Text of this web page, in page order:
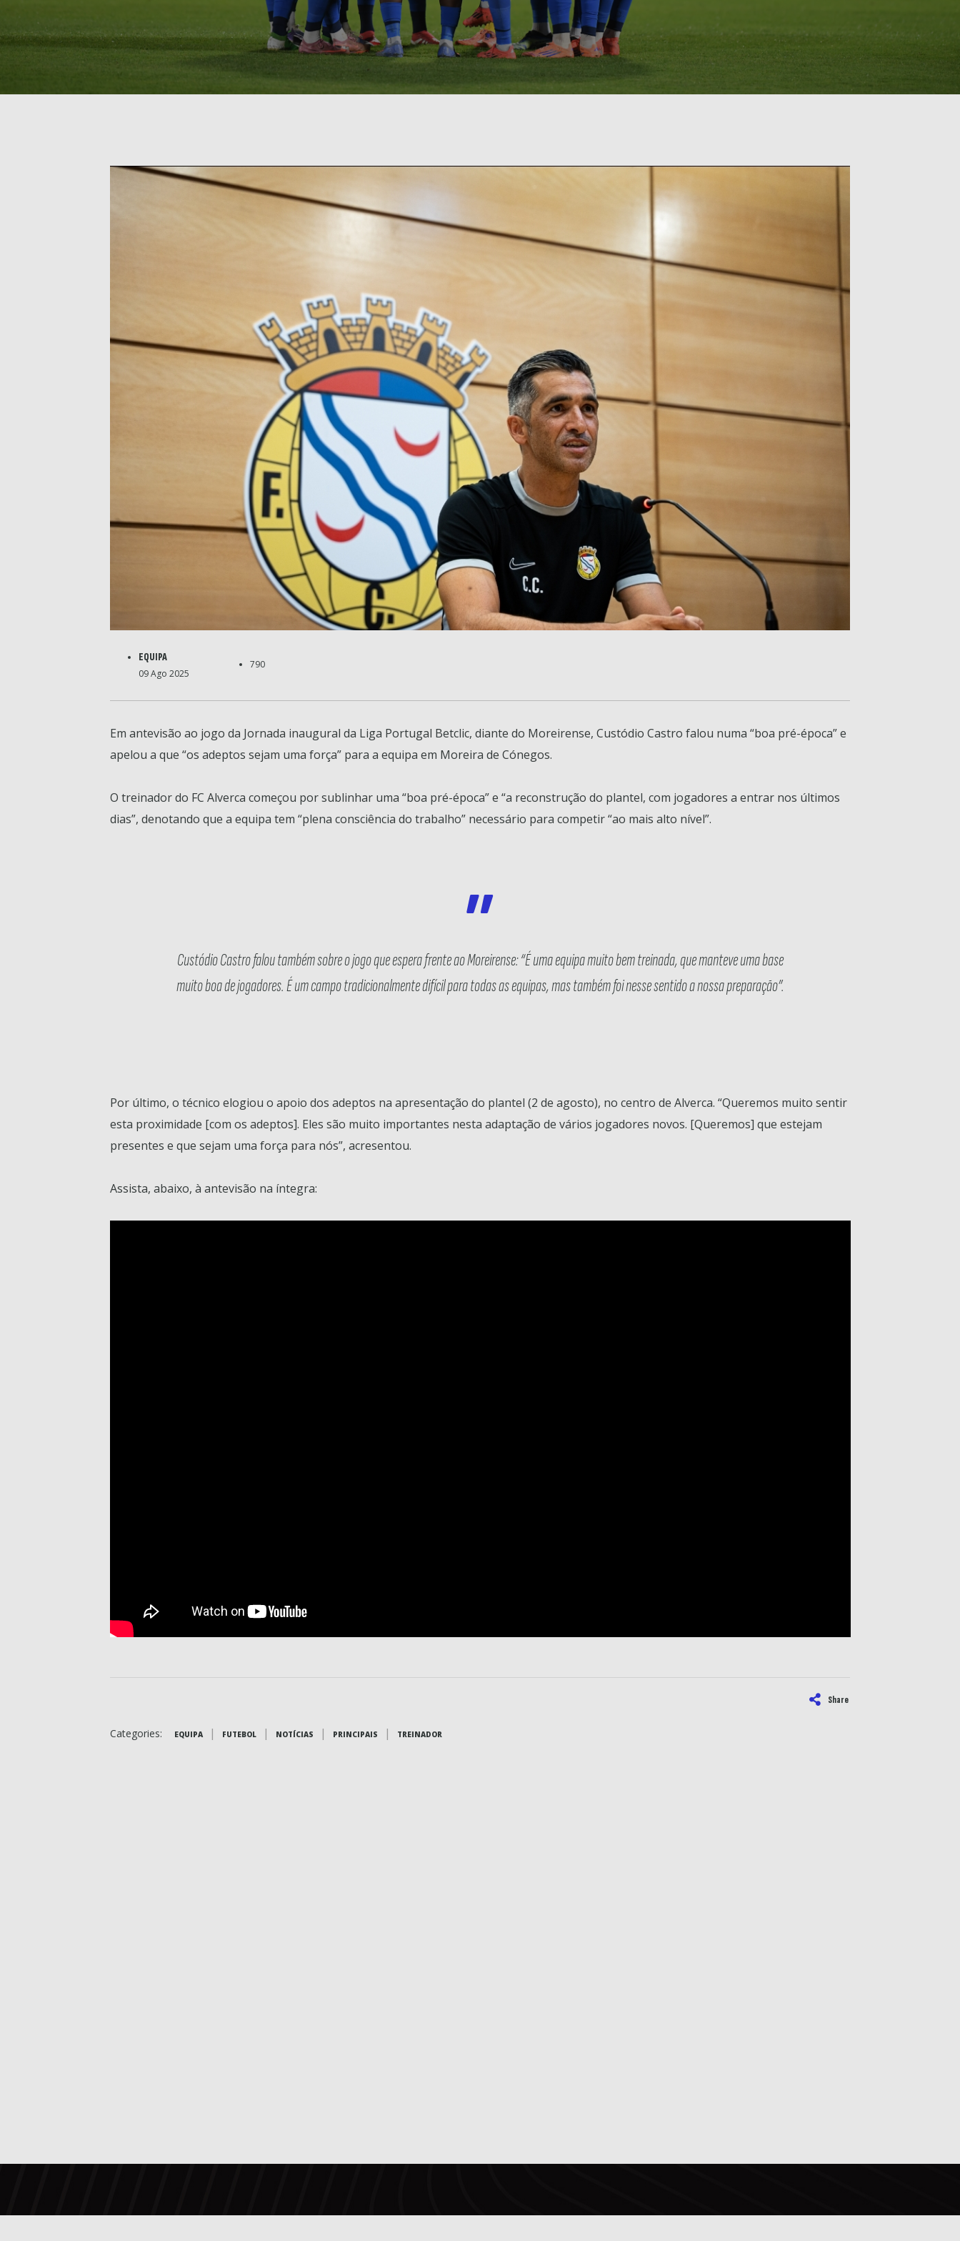
EQUIPA
09 Ago 2025
790
Em antevisão ao jogo da Jornada inaugural da Liga Portugal Betclic, diante do Moreirense, Custódio Castro falou numa “boa pré-época” e
apelou a que “os adeptos sejam uma força” para a equipa em Moreira de Cónegos.
O treinador do FC Alverca começou por sublinhar uma “boa pré-época” e “a reconstrução do plantel, com jogadores a entrar nos últimos
dias”, denotando que a equipa tem “plena consciência do trabalho” necessário para competir “ao mais alto nível”.
Custódio Castro falou também sobre o jogo que espera frente ao Moreirense: “É uma equipa muito bem treinada, que manteve uma base
muito boa de jogadores. É um campo tradicionalmente difícil para todas as equipas, mas também foi nesse sentido a nossa preparação”.
Por último, o técnico elogiou o apoio dos adeptos na apresentação do plantel (2 de agosto), no centro de Alverca. “Queremos muito sentir
esta proximidade [com os adeptos]. Eles são muito importantes nesta adaptação de vários jogadores novos. [Queremos] que estejam
presentes e que sejam uma força para nós”, acresentou.
Assista, abaixo, à antevisão na íntegra:
Share
Categories: EQUIPA | FUTEBOL | NOTÍCIAS | PRINCIPAIS | TREINADOR